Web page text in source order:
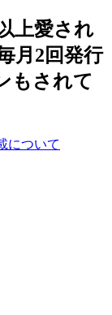
上愛され
月2回発行
もされて
について